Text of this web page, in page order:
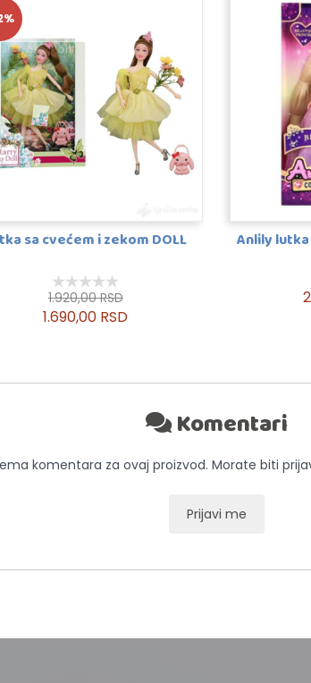
sa cvećem i zekom DOLL
1.920,00 RSD
1.690,00 RSD
Anlily
Komentari
komentara za ovaj proizvod. Morate biti
Prijavi me